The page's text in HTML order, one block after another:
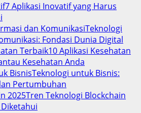
7 Aplikasi Inovatif yang Harus
Teknologi
Fondasi Dunia Digital
10 Aplikasi Kesehatan
Kesehatan Anda
Teknologi untuk Bisnis:
Pertumbuhan
Tren Teknologi Blockchain